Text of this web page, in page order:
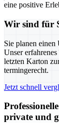
eine positive
Wir sind für
Sie planen einen
Unser
letzten Karton
termingerecht.
Jetzt schnell
private und